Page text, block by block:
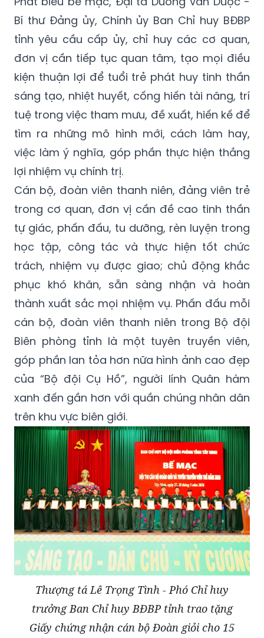
Bí thư Đảng ủy, Chính ủy Ban Chỉ huy BĐBP
tỉnh yêu cầu cấp ủy, chỉ huy các cơ quan,
đơn vị cần tiếp tục quan tâm, tạo mọi điều
kiện thuận lợi để tuổi trẻ phát huy tinh thần
sáng tạo, nhiệt huyết, cống hiến tài năng, trí
tuệ trong việc tham mưu, đề xuất, hiến kế để
tìm ra những mô hình mới, cách làm hay,
việc làm ý nghĩa, góp phần thực hiện thắng
lợi nhiệm vụ chính trị.
Cán bộ, đoàn viên thanh niên, đảng viên trẻ
trong cơ quan, đơn vị cần đề cao tinh thần
tự giác, phấn đấu, tu dưỡng, rèn luyện trong
học tập, công tác và thực hiện tốt chức
trách, nhiệm vụ được giao; chủ động khắc
phục khó khăn, sẵn sàng nhận và hoàn
thành xuất sắc mọi nhiệm vụ. Phấn đấu mỗi
cán bộ, đoàn viên thanh niên trong Bộ đội
Biên phòng tỉnh là một tuyên truyền viên,
góp phần lan tỏa hơn nữa hình ảnh cao đẹp
của “Bộ đội Cụ Hồ”, người lính Quân hàm
xanh đến gần hơn với quần chúng nhân dân
trên khu vực biên giới.
Thượng tá Lê Trọng Tình - Phó Chỉ huy
trưởng Ban Chỉ huy BĐBP tỉnh trao tặng
Giấy chứng nhận cán bộ Đoàn giỏi cho 15